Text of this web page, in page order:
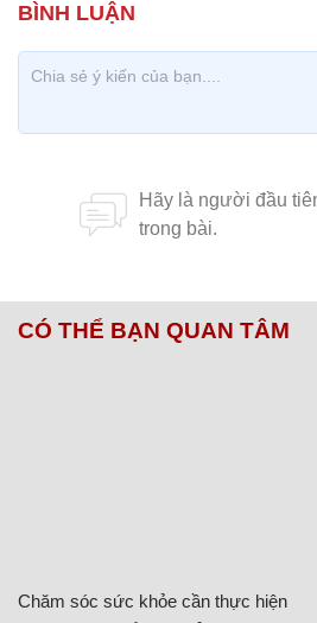
CÓ THỂ BẠN QUAN TÂM
Chăm sóc sức khỏe cần thực hiện